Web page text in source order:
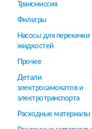
Трансмиссия
Фильтры
Насосы для перекачки
жидкостей
Прочее
Детали
электросамокатов и
электротранспорта
Расходные материалы